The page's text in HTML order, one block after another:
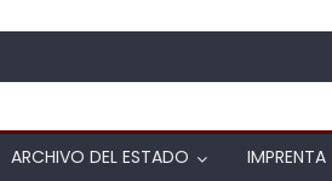
ARCHIVO DEL ESTADO IMPRENTA